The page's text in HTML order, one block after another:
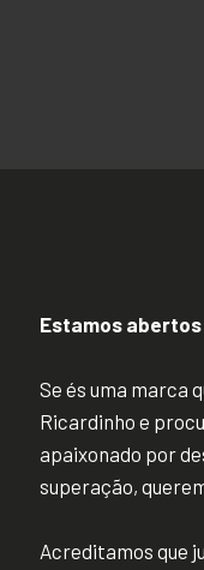
Estamos
Se és uma marca
Ricardinho e
apaixonado por
superação,
Acreditamos que